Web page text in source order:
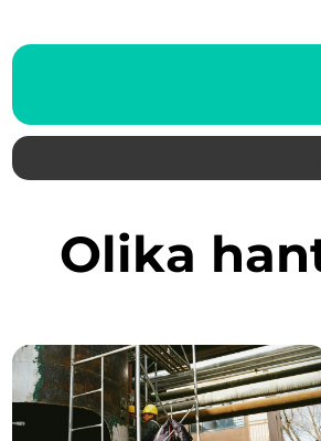
Olika